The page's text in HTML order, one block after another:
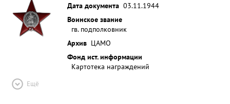
Дата документа 03.11.1944
Воинское звание
гв. подполковник
Архив ЦАМО
Фонд ист. информации
Картотека награждений
Ещё